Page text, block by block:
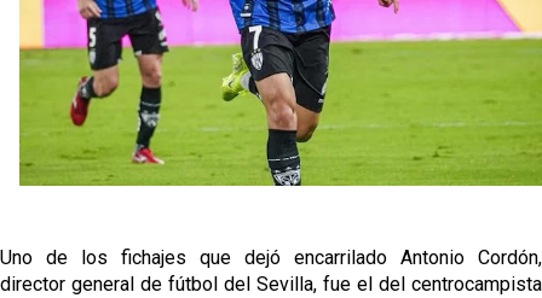
Sow muy cerca de cerrar su traspaso al Genoa
Oso es el siguiente en la lista para salir
El Sevilla FC oficializa la cesión de Rafa Mir al Aris
de Salónica
Uno de los fichajes que dejó encarrilado Antonio Cordón,
director general de fútbol del Sevilla, fue el del centrocampista